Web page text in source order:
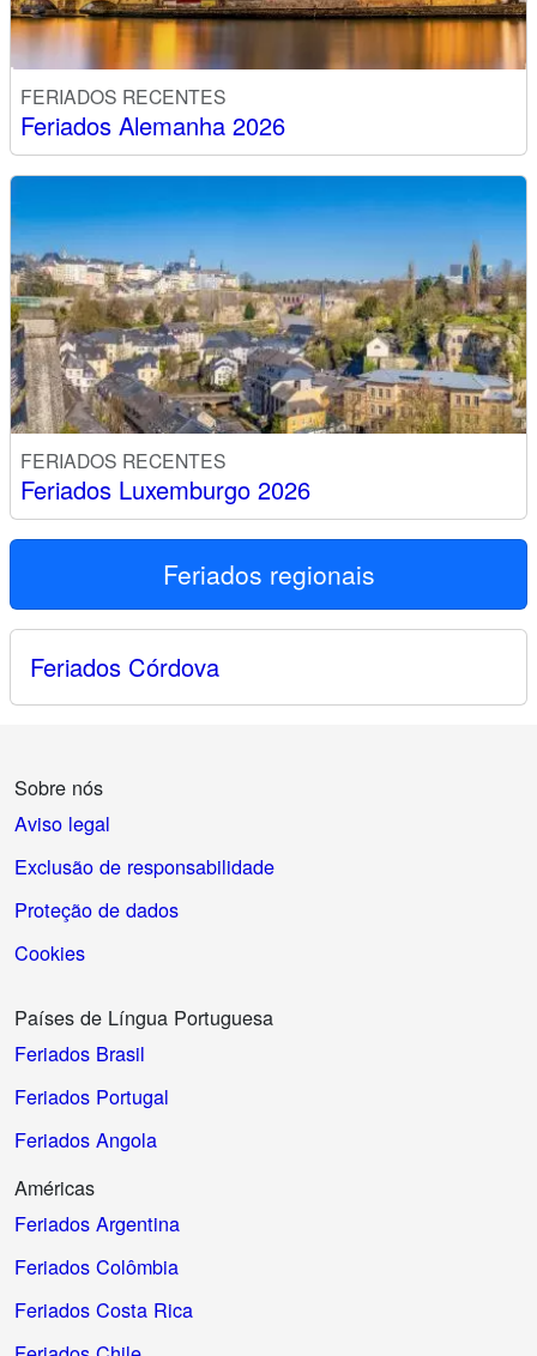
FERIADOS RECENTES
Feriados Alemanha 2026
FERIADOS RECENTES
Feriados Luxemburgo 2026
Feriados regionais
Feriados Córdova
Sobre nós
Aviso legal
Exclusão de responsabilidade
Proteção de dados
Cookies
Países de Língua Portuguesa
Feriados Brasil
Feriados Portugal
Feriados Angola
Américas
Feriados Argentina
Feriados Colômbia
Feriados Costa Rica